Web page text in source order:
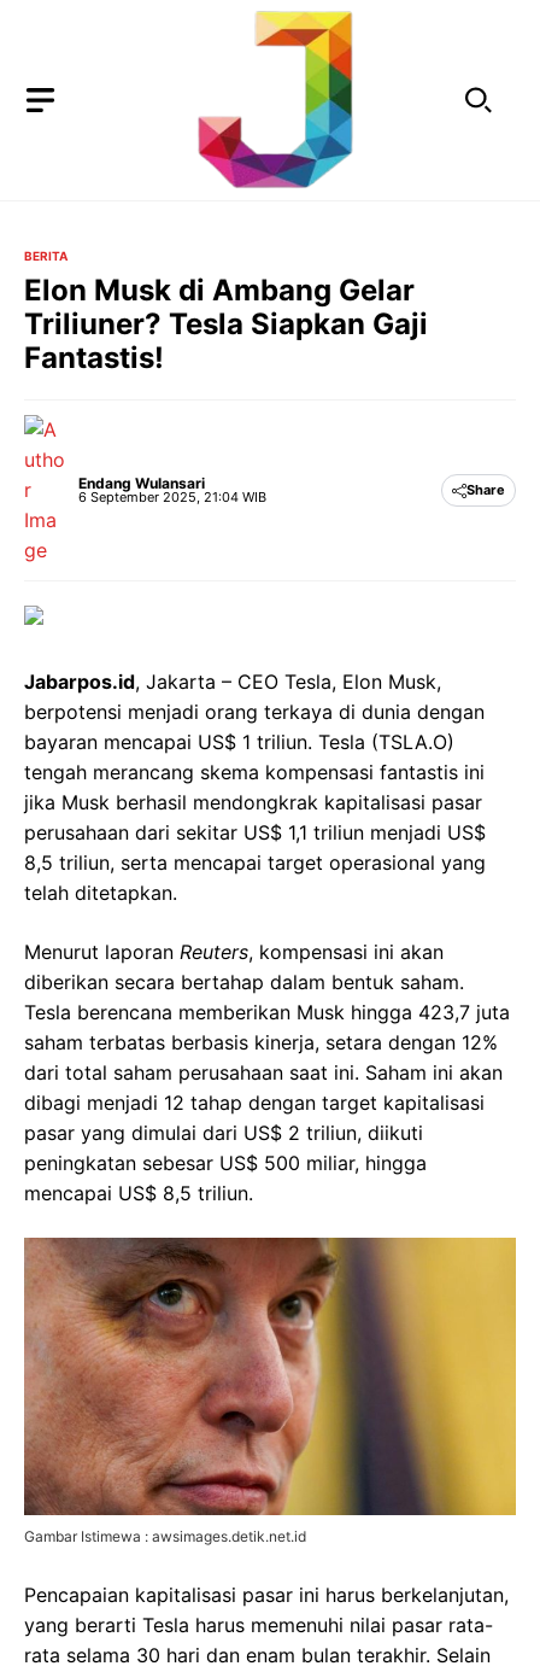
BERITA
Elon Musk di Ambang Gelar
Triliuner? Tesla Siapkan Gaji
Fantastis!
Endang Wulansari
6 September 2025, 21:04 WIB Share
Jabarpos.id, Jakarta – CEO Tesla, Elon Musk,
berpotensi menjadi orang terkaya di dunia dengan
bayaran mencapai US$ 1 triliun. Tesla (TSLA.O)
tengah merancang skema kompensasi fantastis ini
jika Musk berhasil mendongkrak kapitalisasi pasar
perusahaan dari sekitar US$ 1,1 triliun menjadi US$
8,5 triliun, serta mencapai target operasional yang
telah ditetapkan.
Menurut laporan Reuters, kompensasi ini akan
diberikan secara bertahap dalam bentuk saham.
Tesla berencana memberikan Musk hingga 423,7 juta
saham terbatas berbasis kinerja, setara dengan 12%
dari total saham perusahaan saat ini. Saham ini akan
dibagi menjadi 12 tahap dengan target kapitalisasi
pasar yang dimulai dari US$ 2 triliun, diikuti
peningkatan sebesar US$ 500 miliar, hingga
mencapai US$ 8,5 triliun.
Gambar Istimewa : awsimages.detik.net.id
Pencapaian kapitalisasi pasar ini harus berkelanjutan,
yang berarti Tesla harus memenuhi nilai pasar rata-
rata selama 30 hari dan enam bulan terakhir. Selain